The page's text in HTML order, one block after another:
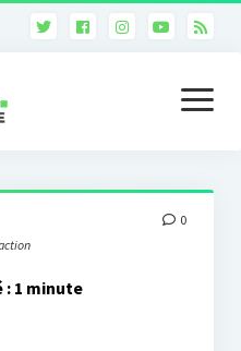
ouvrir
le
0
: 1 minute